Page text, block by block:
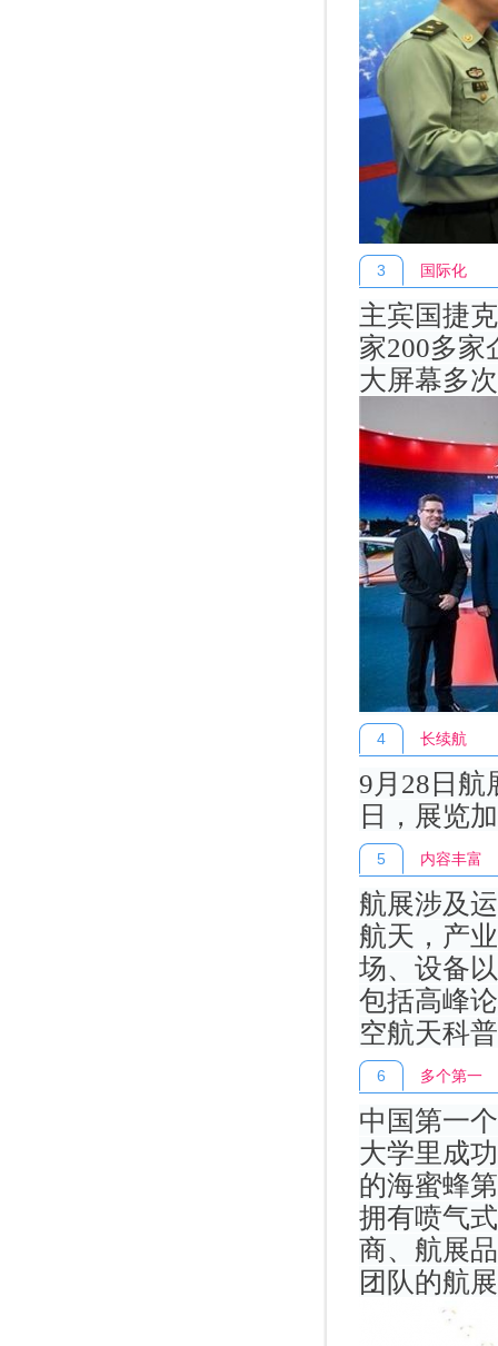
3 国际化
主宾国捷
家200多家
大屏幕多
4 长续航
9月28日航
日，展览
5 内容丰富
航展涉及
航天，产
场、设备
包括高峰
空航天科
6 多个第一
中国第一
大学里成
的海蜜蜂
拥有喷气
商、航展
团队的航